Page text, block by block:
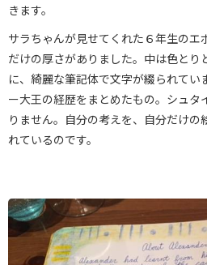
きます。
サラちゃんが見せてくれた６年生のエ
だけの厚さがありました。中は色とり
に、綺麗な筆記体で文字が綴られてい
ー大王の経歴をまとめたもの。シュタ
りません。自分の考えを、自分だけ
れているのです。